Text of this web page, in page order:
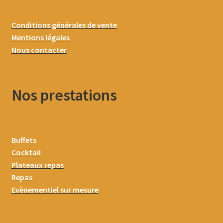
Conditions générales de vente
Mentions légales
Nous contacter
Nos prestations
Buffets
Cocktail
Plateaux repas
Repas
Evènementiel sur mesure